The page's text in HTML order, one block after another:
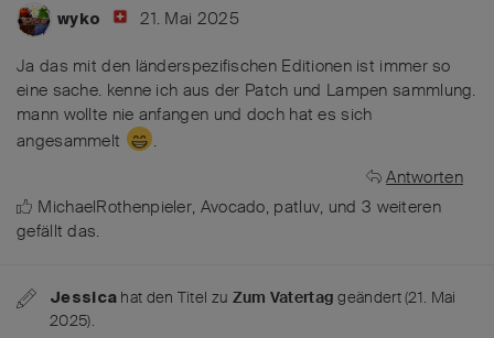
wyko 21. Mai 2025
Ja das mit den länderspezifischen Editionen ist immer so
eine sache. kenne ich aus der Patch und Lampen sammlung.
mann wollte nie anfangen und doch hat es sich
angesammelt
.
Antworten
MichaelRothenpieler, Avocado, patluv, und 3 weiteren
gefällt das.
Jessica hat den Titel zu Zum Vatertag geändert (21. Mai
2025).